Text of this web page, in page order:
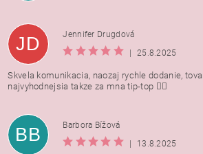
JD
Jennifer Drugdová
|
25.8.2025
Skvela komunikacia, naozaj rychle dodanie,
najvyhodnejsia takze za mna tip-top 👍🏻
BB
Barbora Bížová
|
13.8.2025